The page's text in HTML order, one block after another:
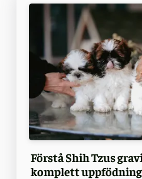
Förstå Shih Tzus
komplett